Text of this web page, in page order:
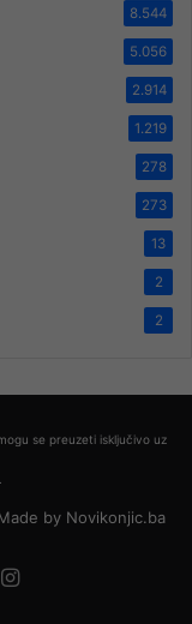
8.544
5.056
2.914
1.219
278
273
13
2
2
se preuzeti isključivo uz
by Novikonjic.ba
Instagram